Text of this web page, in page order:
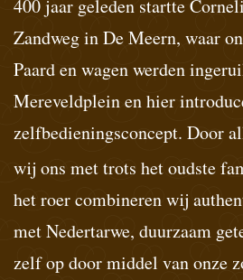
400 jaar geleden startte
Zandweg in De Meern, waar
Paard en wagen werden
Mereveldplein en hier
zelfbedieningsconcept. Door
wij ons met trots het oudste
het roer combineren wij
met Nedertarwe, duurzaam
zelf op door middel van onze